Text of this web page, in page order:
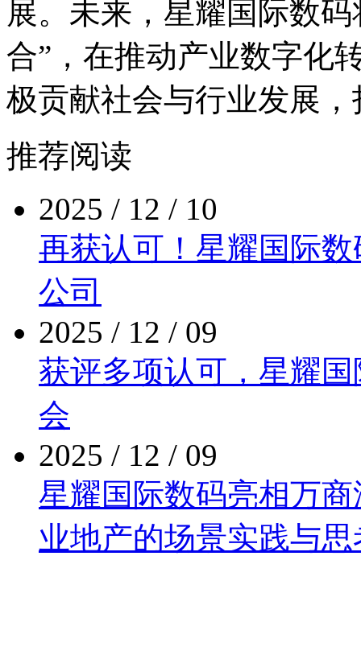
展。未来，星耀国际
合”，在推动产业数字化
极贡献社会与行业发展
推荐阅读
2025 / 12 / 10
再获认可！星耀国
公司
2025 / 12 / 09
获评多项认可，星
会
2025 / 12 / 09
星耀国际数码亮相万商
业地产的场景实践与思